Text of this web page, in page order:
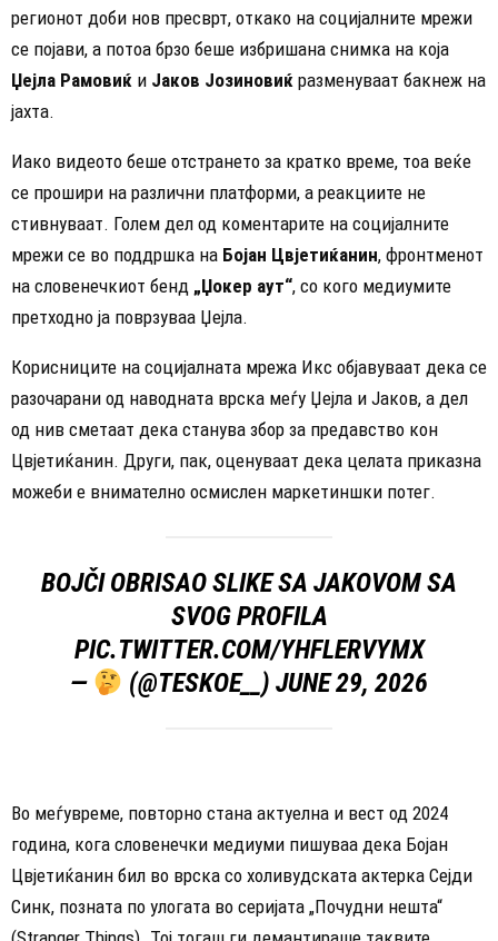
регионот доби нов пресврт, откако на социјалните мрежи
се појави, а потоа брзо беше избришана снимка на која
Џејла Рамовиќ и Јаков Јозиновиќ разменуваат бакнеж на
јахта.
Иако видеото беше отстрането за кратко време, тоа веќе
се прошири на различни платформи, а реакциите не
стивнуваат. Голем дел од коментарите на социјалните
мрежи се во поддршка на Бојан Цвјетиќанин, фронтменот
на словенечкиот бенд „Џокер аут“, со кого медиумите
претходно ја поврзуваа Џејла.
Корисниците на социјалната мрежа Икс објавуваат дека се
разочарани од наводната врска меѓу Џејла и Јаков, а дел
од нив сметаат дека станува збор за предавство кон
Цвјетиќанин. Други, пак, оценуваат дека целата приказна
можеби е внимателно осмислен маркетиншки потег.
BOJČI OBRISAO SLIKE SA JAKOVOM SA
SVOG PROFILA
PIC.TWITTER.COM/YHFLERVYMX
—
(@TESKOE__) JUNE 29, 2026
Во меѓувреме, повторно стана актуелна и вест од 2024
година, кога словенечки медиуми пишуваа дека Бојан
Цвјетиќанин бил во врска со холивудската актерка Сејди
Синк, позната по улогата во серијата „Почудни нешта“